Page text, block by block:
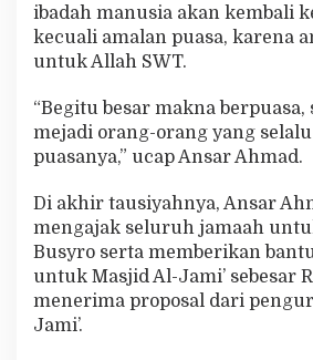
ibadah manusia akan kembali
kecuali amalan puasa, karena
untuk Allah SWT.
“Begitu besar makna berpuasa,
mejadi orang-orang yang
puasanya,” ucap Ansar Ahmad.
Di akhir tausiyahnya, Ansar
mengajak seluruh jamaah
Busyro serta memberikan
untuk Masjid Al-Jami’ sebesar
menerima proposal dari
Jami’.